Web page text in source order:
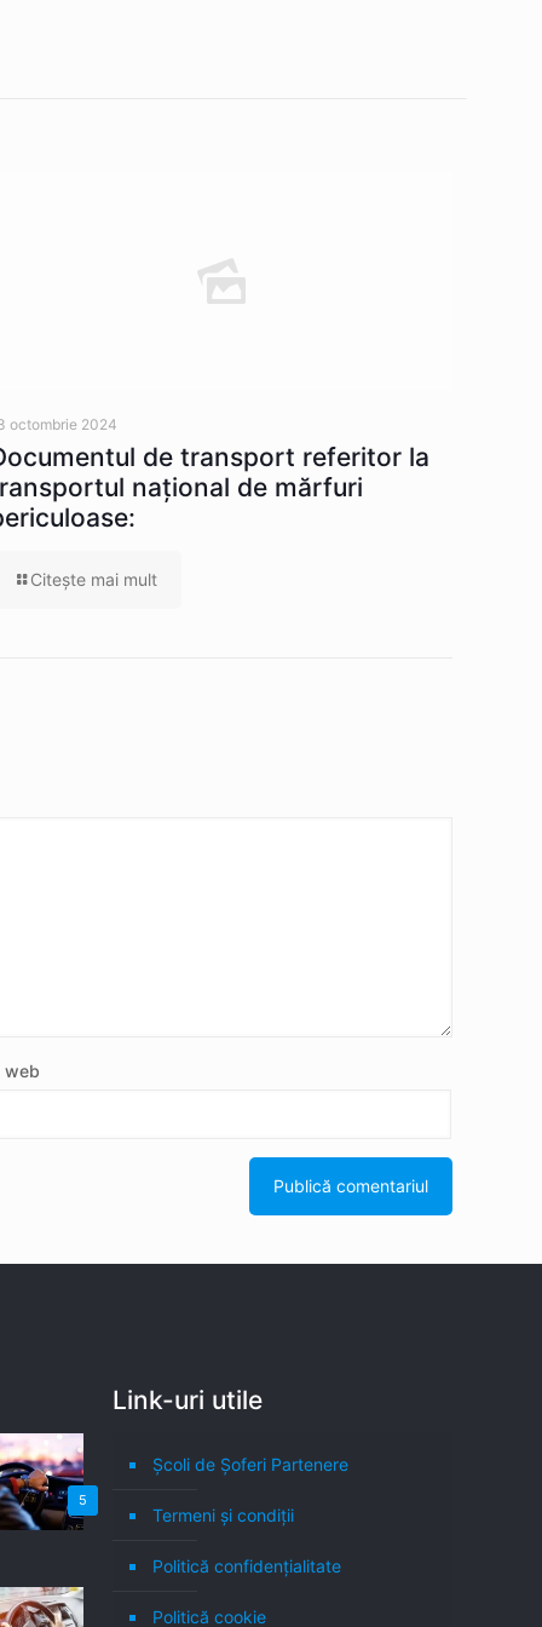
octombrie 2024
de transport referitor la
naţional de mărfuri
Citeşte mai mult
web
5
Link-uri utile
Școli de Șoferi Partenere
Termeni şi condiţii
Politică confidenţialitate
Politică cookie